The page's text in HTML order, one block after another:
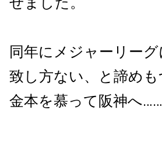
同年にメジャーリー
致し方ない、と諦め
金本を慕って阪神へ……